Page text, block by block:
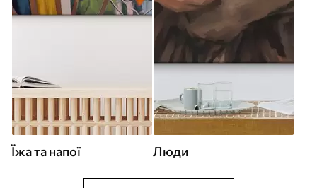
Їжа та напої Люди